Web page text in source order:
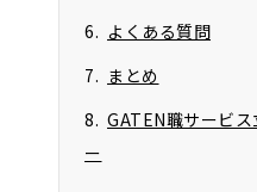
よくある質問
まとめ
GATEN職サービ
ー